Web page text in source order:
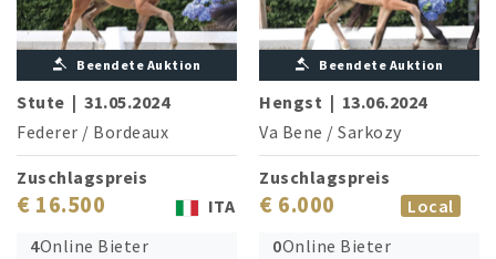
Beendete Auktion
Stute | 31.05.2024
Federer / Bordeaux
Zuschlagspreis
€ 16.500
ITA
4Online Bieter
Beendete Auktion
Hengst | 13.06.2024
Va Bene / Sarkozy
Zuschlagspreis
€ 6.000
Local
0Online Bieter